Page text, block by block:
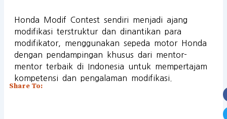
Honda Modif Contest sendiri menjadi ajang
modifikasi terstruktur dan dinantikan para
modifikator, menggunakan sepeda motor Honda
dengan pendampingan khusus dari mentor-
mentor terbaik di Indonesia untuk mempertajam
kompetensi dan pengalaman modifikasi.
Share To: